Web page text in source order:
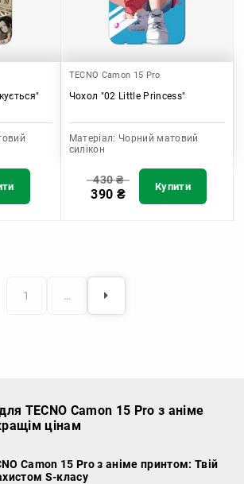
TECNO Camon 15 Pro
Чохол "02 Little Princess"
Матеріал: Чорний матовий
силікон
430₴
390 ₴ Купити
1 …
TECNO Camon 15 Pro з аніме
цінам
Camon 15 Pro з аніме принтом: Твій
S-класу